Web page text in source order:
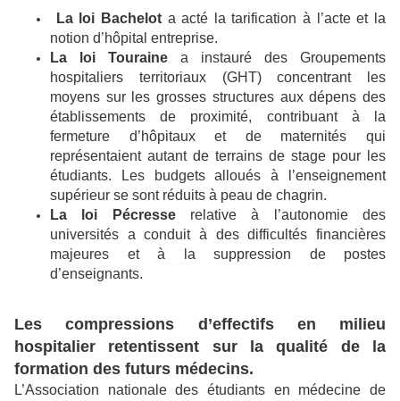
La loi Bachelota acté la tarification à l’acte et la
notion d’hôpital entreprise.
La loi Touraine a instauré des Groupements
hospitaliers territoriaux (GHT) concentrant les
moyens sur les grosses structures aux dépens des
établissements de proximité, contribuant à la
fermeture d’hôpitaux et de maternités qui
représentaient autant de terrains de stage pour les
étudiants.
Les budgets alloués à l’enseignement
supérieur se sont réduits à peau de chagrin.
La loi Pécresserelative à l’autonomie des
universités a conduit à des difficultés financières
majeures et à la suppression de postes
d’enseignants.
Les compressions d’effectifs en milieu
hospitalier retentissent sur la qualité de la
formation des futurs médecins.
L’Association nationale des étudiants en médecine de